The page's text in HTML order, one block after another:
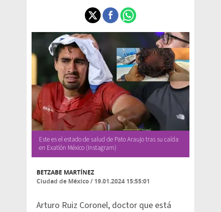
Este es el estado de salud de Pato Araujo tras su caída
en Exatlón México (Instagram)
BETZABE MARTÍNEZ
Ciudad de México/ 19.01.2024 15:55:01
Arturo Ruiz Coronel, doctor que está